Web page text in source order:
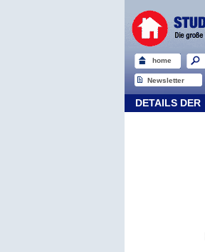
home
Newsletter
DETAILS DER